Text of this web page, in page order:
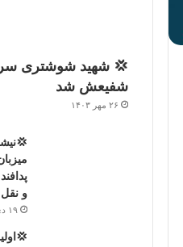
💢 شهید شوشتری
شفیعش شد
۲۶ مهر ۱۴۰۳
و
۱۹ دی ۱۴۰۳